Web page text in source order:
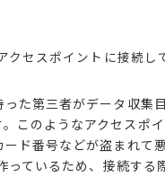
セスポイントに接続し
た第三者がデータ収集
このようなアクセスポ
ド番号などが盗まれて
っているため、接続する